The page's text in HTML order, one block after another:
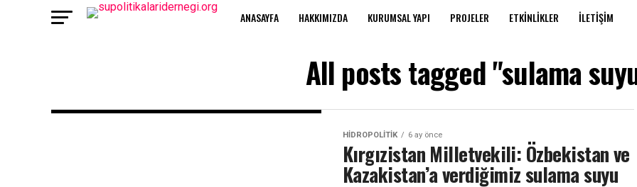
ANASAYFA HAKKIMIZDA KURUMSAL YAPI PROJELER ETKINLIKLER İLETIŞIM
All posts tagged "sulama
HIDROPOLITIK 6 ay önce
Kırgızistan Milletvekili: Özbekistan ve
Kazakistan’a verdiğimiz sulama suyu